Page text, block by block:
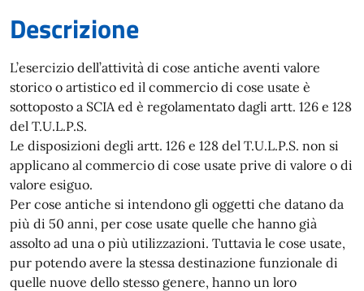
Descrizione
L’esercizio dell’attività di cose antiche aventi valore
storico o artistico ed il commercio di cose usate è
sottoposto a SCIA ed è regolamentato dagli artt. 126 e 128
del T.U.L.P.S.
Le disposizioni degli artt. 126 e 128 del T.U.L.P.S. non si
applicano al commercio di cose usate prive di valore o di
valore esiguo.
Per cose antiche si intendono gli oggetti che datano da
più di 50 anni, per cose usate quelle che hanno già
assolto ad una o più utilizzazioni. Tuttavia le cose usate,
pur potendo avere la stessa destinazione funzionale di
quelle nuove dello stesso genere, hanno un loro